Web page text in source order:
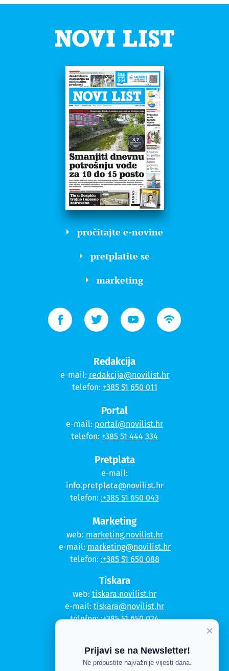
pročitajte e-novine
pretplatite se
marketing
Redakcija
e-mail: redakcija@novilist.hr
telefon: +385 51 650 011
Portal
e-mail: portal@novilist.hr
telefon: +385 51 444 334
Pretplata
e-mail:
info.pretplata@novilist.hr
telefon: :+385 51 650 043
Marketing
web: marketing.novilist.hr
e-mail: marketing@novilist.hr
telefon: :+385 51 650 088
Tiskara
web: tiskara.novilist.hr
e-mail: tiskara@novilist.hr
telefon::+385 51 650 024
Kontakt
×
Prijavi se na Newsletter!
Ne propustite najvažnije vijesti dana.